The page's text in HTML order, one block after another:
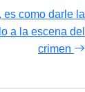
es como darle la
a la escena del
crimen